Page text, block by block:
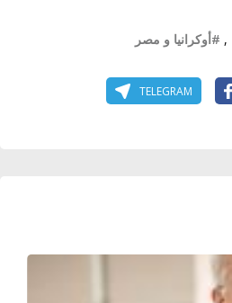
, #أوكرانيا و مصر
TELEGRAM